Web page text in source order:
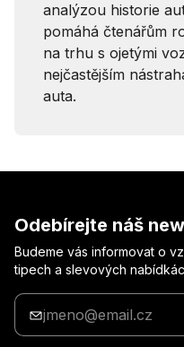
analýzou historie
pomáhá čtenářům
na trhu s ojetými
nejčastějším
auta.
Odebírejte náš
Budeme vás informovat o
tipech a slevových
Zadejte
svůj
e-